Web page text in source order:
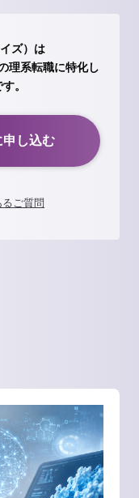
ズ）は
理系転職に特化し
。
し込む
ご質問